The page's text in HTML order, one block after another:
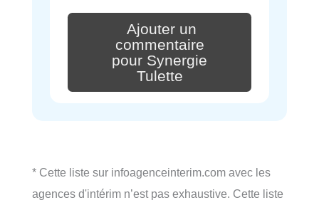
Ajouter un
commentaire
pour Synergie
Tulette
* Cette liste sur infoagenceinterim.com avec les
agences d'intérim n’est pas exhaustive. Cette liste